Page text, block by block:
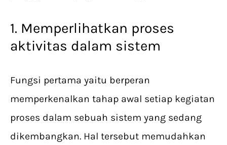
1. Memperlihatkan proses
aktivitas dalam sistem
Fungsi pertama yaitu berperan
memperkenalkan tahap awal setiap kegiatan
proses dalam sebuah sistem yang sedang
dikembangkan. Hal tersebut memudahkan